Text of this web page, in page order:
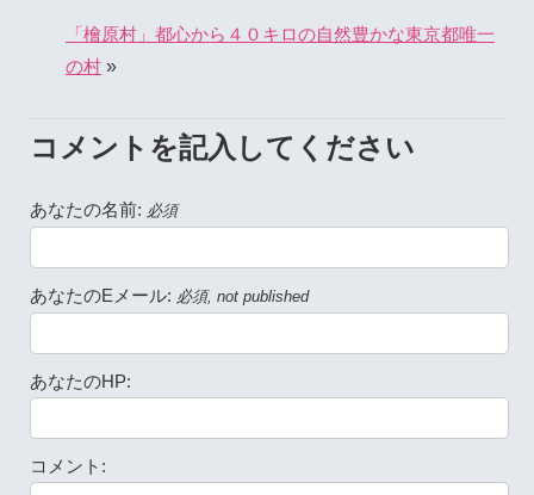
「檜原村」都心から４０キロの自然豊かな東京都唯一
の村 »
コメントを記入してください
あなたの名前: 必須
あなたのEメール: 必須, not published
あなたのHP:
コメント: